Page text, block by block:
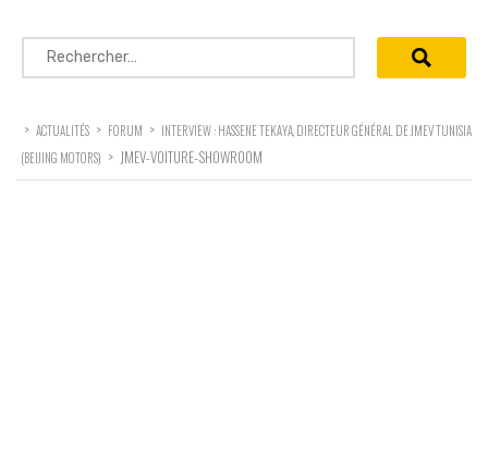
Rechercher :
> ACTUALITÉS > FORUM > INTERVIEW : HASSENE TEKAYA, DIRECTEUR GÉNÉRAL DE JMEV TUNISIA
(BEIJING MOTORS) > JMEV-VOITURE-SHOWROOM